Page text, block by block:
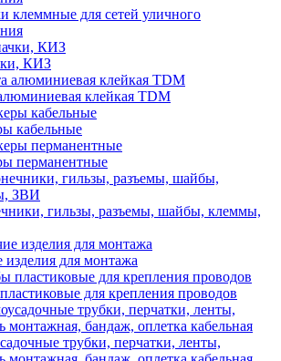
клеммные для сетей уличного
КИЗ
клейкая TDM
кабельные
перманентные
гильзы, разъемы, шайбы, клеммы,
изделия для монтажа
для крепления проводов
трубки, перчатки, ленты,